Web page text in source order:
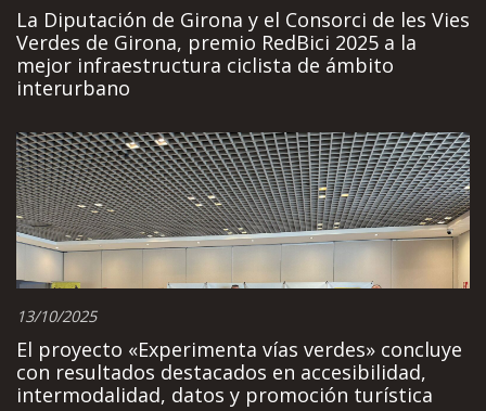
La Diputación de Girona y el Consorci de les Vies
Verdes de Girona, premio RedBici 2025 a la
mejor infraestructura ciclista de ámbito
interurbano
13/10/2025
El proyecto «Experimenta vías verdes» concluye
con resultados destacados en accesibilidad,
intermodalidad, datos y promoción turística